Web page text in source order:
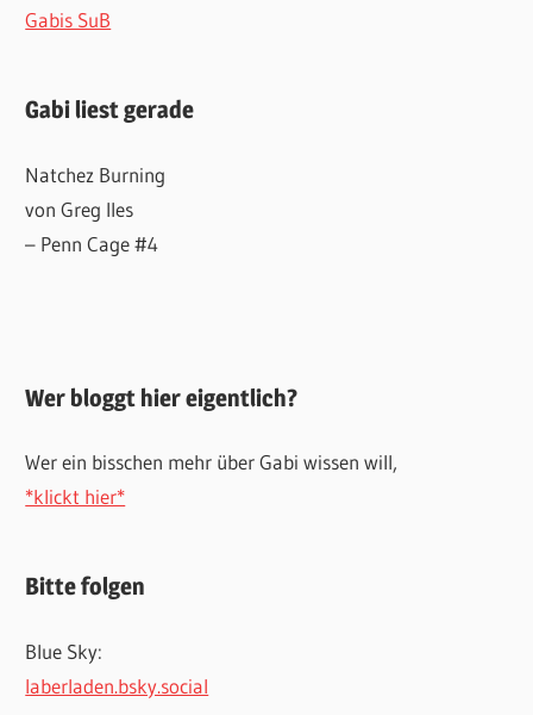
Gabis SuB
Gabi liest gerade
Natchez Burning
von Greg Iles
– Penn Cage #4
Wer bloggt hier eigentlich?
Wer ein bisschen mehr über Gabi wissen will,
*klickt hier*
Bitte folgen
Blue Sky:
laberladen.bsky.social